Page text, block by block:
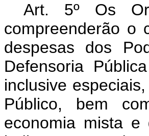
Art. 5º Os
compreenderão o
despesas dos
Defensoria
inclusive
Público, bem
economia mista